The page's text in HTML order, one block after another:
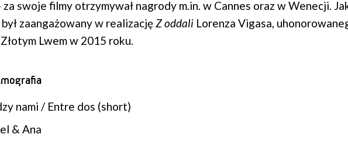
swoje filmy otrzymywał nagrody m.in. w Cannes oraz w Wenecji.
zaangażowany w realizacjęZ oddali Lorenza Vigasa,
Lwem w 2015 roku.
nami / Entre dos (short)
& Ana